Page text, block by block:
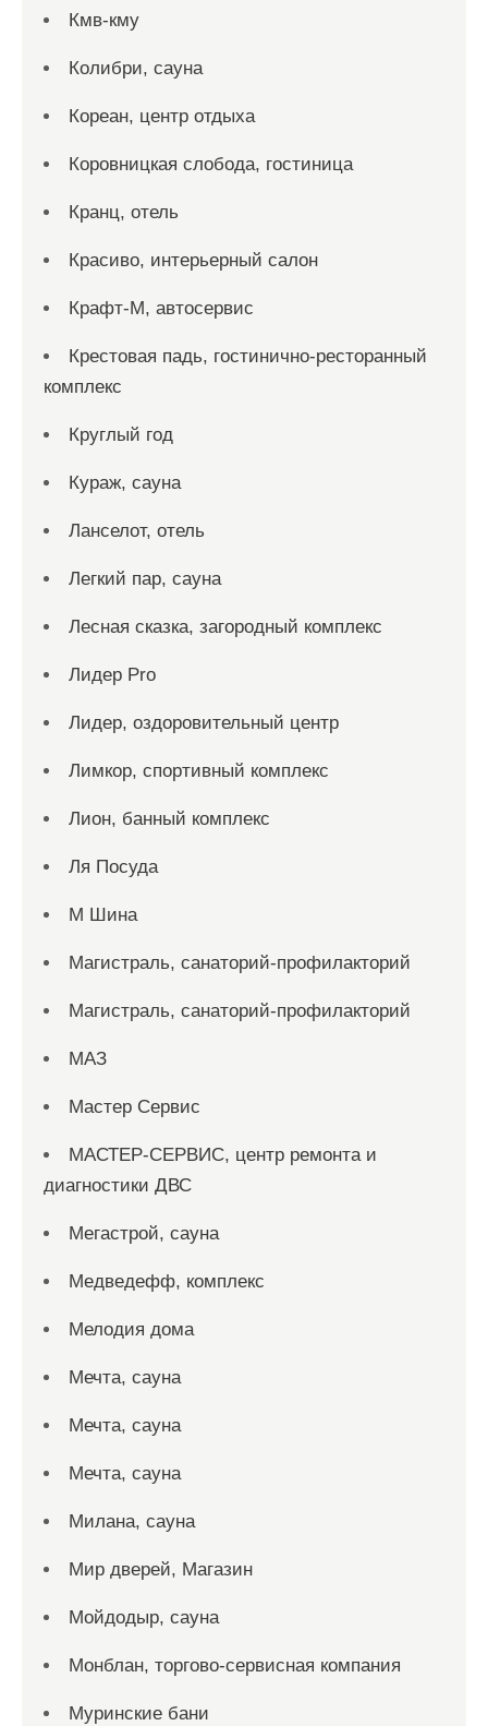
Кмв-кму
Колибри, сауна
Кореан, центр отдыха
Коровницкая слобода, гостиница
Кранц, отель
Красиво, интерьерный салон
Крафт-М, автосервис
Крестовая падь, гостинично-ресторанный
комплекс
Круглый год
Кураж, сауна
Ланселот, отель
Легкий пар, сауна
Лесная сказка, загородный комплекс
Лидер Pro
Лидер, оздоровительный центр
Лимкор, спортивный комплекс
Лион, банный комплекс
Ля Посуда
М Шина
Магистраль, санаторий-профилакторий
Магистраль, санаторий-профилакторий
МАЗ
Мастер Сервис
МАСТЕР-СЕРВИС, центр ремонта и
диагностики ДВС
Мегастрой, сауна
Медведефф, комплекс
Мелодия дома
Мечта, сауна
Мечта, сауна
Мечта, сауна
Милана, сауна
Мир дверей, Магазин
Мойдодыр, сауна
Монблан, торгово-сервисная компания
Муринские бани